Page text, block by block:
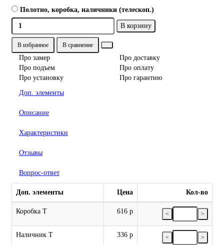
Полотно, коробка, наличники (телескоп.)
В корзину
В избранное В сравнение
Про замер
Про доставку
Про подъем
Про оплату
Про установку
Про гарантию
Доп. элементы
Описание
Характеристики
Отзывы
Вопрос-ответ
Доп. элементы Цена Кол-во
Коробка Т 616 р < >
Наличник Т 336 р < >